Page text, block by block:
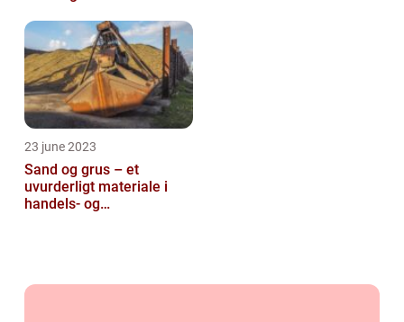
23 june 2023
Sand og grus – et
uvurderligt materiale i
handels- og